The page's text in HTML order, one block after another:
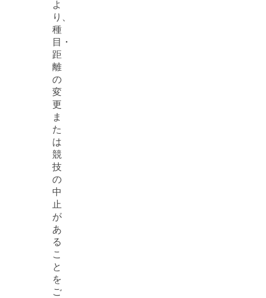
よ
り、
種
目・
距
離
の
変
更
ま
た
は
競
技
の
中
止
が
あ
る
こ
と
を
ご